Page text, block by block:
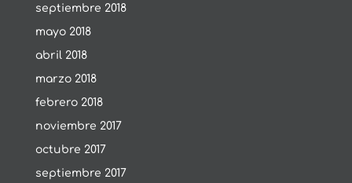
septiembre 2018
mayo 2018
abril 2018
marzo 2018
febrero 2018
noviembre 2017
octubre 2017
septiembre 2017